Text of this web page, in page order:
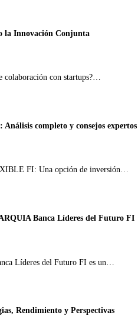
la Innovación Conjunta
colaboración con startups?…
completo y consejos expertos
FI: Una opción de inversión…
Banca Líderes del Futuro FI
Líderes del Futuro FI es un…
Rendimiento y Perspectivas